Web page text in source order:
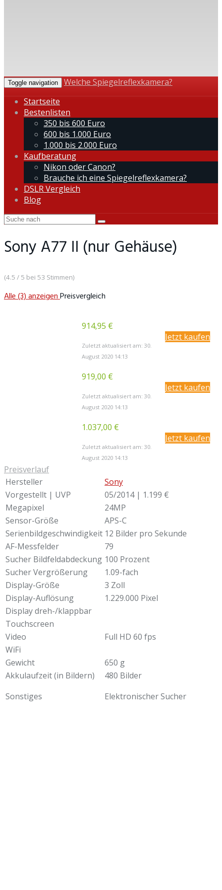
Toggle navigation
Welche Spiegelreflexkamera?
Startseite
Bestenlisten
350 bis 600 Euro
600 bis 1.000 Euro
1.000 bis 2.000 Euro
Kaufberatung
Nikon oder Canon?
Brauche ich eine Spiegelreflexkamera?
DSLR Vergleich
Blog
Sony A77 II (nur Gehäuse)
(4.5 / 5 bei 53 Stimmen)
Alle (3) anzeigenPreisvergleich
914,95 €
Zuletzt aktualisiert am: 30.
August 2020 14:13
Jetzt kaufen
919,00 €
Zuletzt aktualisiert am: 30.
August 2020 14:13
Jetzt kaufen
1.037,00 €
Zuletzt aktualisiert am: 30.
August 2020 14:13
Jetzt kaufen
Preisverlauf
Hersteller
Sony
Vorgestellt | UVP
05/2014 | 1.199 €
Megapixel
24MP
Sensor-Größe
APS-C
Serienbildgeschwindigkeit 12 Bilder pro Sekunde
AF-Messfelder
79
Sucher Bildfeldabdeckung 100 Prozent
Sucher Vergrößerung
1.09-fach
Display-Größe
3 Zoll
Display-Auflösung
1.229.000 Pixel
Display dreh-/klappbar
Touchscreen
Video
Full HD 60 fps
WiFi
Gewicht
650 g
Akkulaufzeit (in Bildern)
480 Bilder
Sonstiges
Elektronischer Sucher